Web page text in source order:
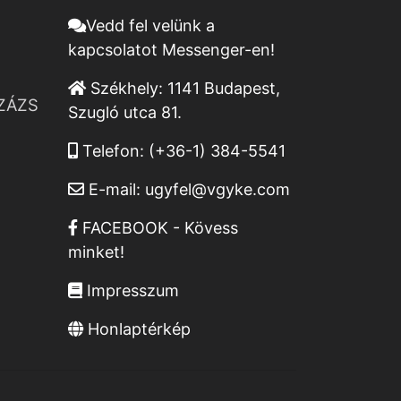
Vedd fel velünk a
kapcsolatot Messenger-en!
Székhely: 1141 Budapest,
Szugló utca 81.
Telefon: (+36-1) 384-5541
E-mail: ugyfel@vgyke.com
FACEBOOK - Kövess
minket!
Impresszum
Honlaptérkép